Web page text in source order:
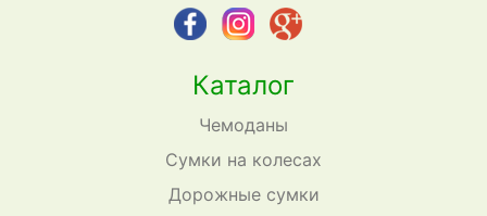
Каталог
Чемоданы
Сумки на колесах
Дорожные сумки